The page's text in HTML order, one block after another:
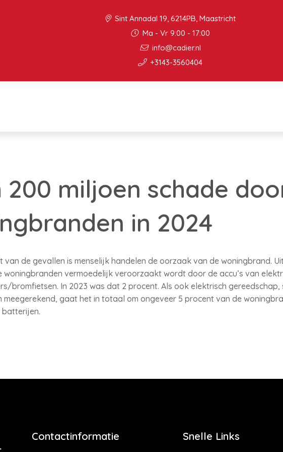
Sint Annadal 19, 6214PB, Maastricht
Ma - Vr 9:00 - 17:00
info@cadier.nl
+3143-3560404
200 miljoen schade
in 2024
van de gevallen is menselijk handelen de oorzaak van de woningbrand.
woningbranden vermoedelijk veroorzaakt wordt door de accu’s van
bromfietsen. In 2023 was dat 2 procent. Als ook elektrisch gereedschap,
meegerekend, gaat het in totaal om ongeveer 5 procent van de
batterijen.
Contactinformatie Snelle Links